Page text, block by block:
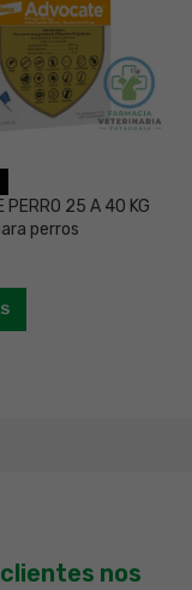
PERRO 25 A 40 KG
perros
nos